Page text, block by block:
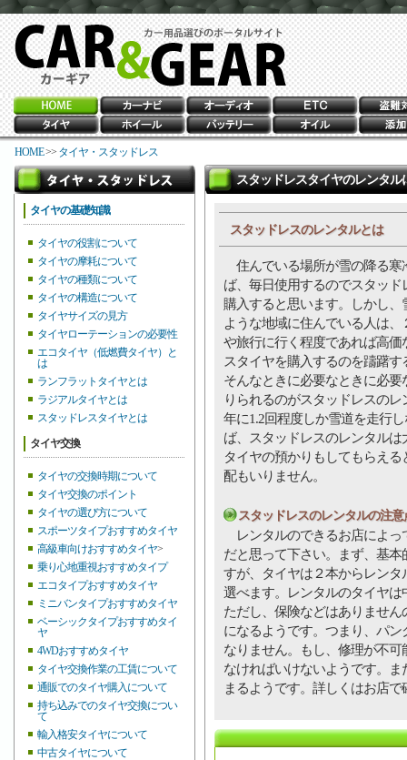
HOME>> タイヤ・スタッドレス
タイヤの基礎知識
タイヤの役割について
タイヤの摩耗について
タイヤの種類について
タイヤの構造について
タイヤサイズの見方
タイヤローテーションの必要性
エコタイヤ（低燃費タイヤ）と
は
ランフラットタイヤとは
ラジアルタイヤとは
スタッドレスタイヤとは
タイヤ交換
タイヤの交換時期について
タイヤ交換のポイント
タイヤの選び方について
スポーツタイプおすすめタイヤ
高級車向けおすすめタイヤ>
乗り心地重視おすすめタイプ
エコタイプおすすめタイヤ
ミニバンタイプおすすめタイヤ
ベーシックタイプおすすめタイ
ヤ
4WDおすすめタイヤ
タイヤ交換作業の工賃について
通販でのタイヤ購入について
持ち込みでのタイヤ交換につい
て
輸入格安タイヤについて
中古タイヤについて
スタッドレスタイヤのレンタル
スタッドレスのレンタルとは
住んでいる場所が雪の降る寒
ば、毎日使用するのでスタッド
購入すると思います。しかし、
ような地域に住んでいる人は、
や旅行に行く程度であれば高価
スタイヤを購入するのを躊躇す
そんなときに必要なときに必要
りられるのがスタッドレスのレ
年に1.2回程度しか雪道を走行
ば、スタッドレスのレンタル
タイヤの預かりもしてもらえ
配もいりません。
スタッドレスのレンタルの注意
レンタルのできるお店によっ
だと思って下さい。まず、基
すが、タイヤは２本からレン
選べます。レンタルのタイヤ
ただし、保険などはありませ
になるようです。つまり、パ
なりません。もし、修理が不
なければいけないようです。
まるようです。詳しくはお店